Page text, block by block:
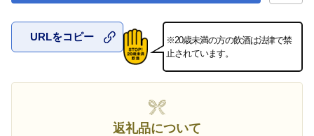
お気に入
URLをコピー
※20歳未満の方の飲酒は法律で禁
止されています。
返礼品について